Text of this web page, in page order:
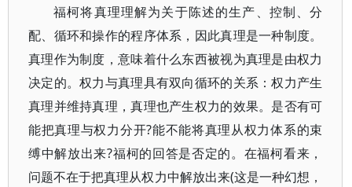
福柯将真理理解为关于陈述的生产、控制、分
配、循环和操作的程序体系，因此真理是一种制度。
真理作为制度，意味着什么东西被视为真理是由权力
决定的。权力与真理具有双向循环的关系：权力产生
真理并维持真理，真理也产生权力的效果。是否有可
能把真理与权力分开?能不能将真理从权力体系的束
缚中解放出来?福柯的回答是否定的。在福柯看来，
问题不在于把真理从权力中解放出来(这是一种幻想，